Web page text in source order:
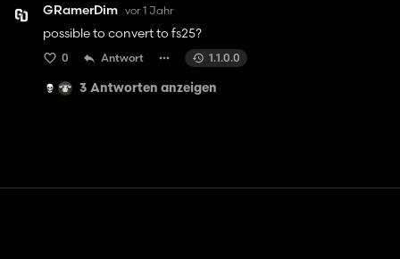
GRamerDim vor 1 Jahr
possible to convert to fs25?
0 Antwort 1.1.0.0
3 Antworten anzeigen